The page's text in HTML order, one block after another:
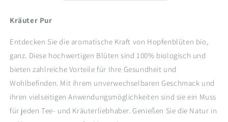
Kräuter Pur
Entdecken Sie die aromatische Kraft von Hopfenblüten bio,
ganz. Diese hochwertigen Blüten sind 100% biologisch und
bieten zahlreiche Vorteile für Ihre Gesundheit und
Wohlbefinden. Mit ihrem unverwechselbaren Geschmack und
ihren vielseitigen Anwendungsmöglichkeiten sind sie ein Muss
für jeden Tee- und Kräuterliebhaber. Genießen Sie die Natur in